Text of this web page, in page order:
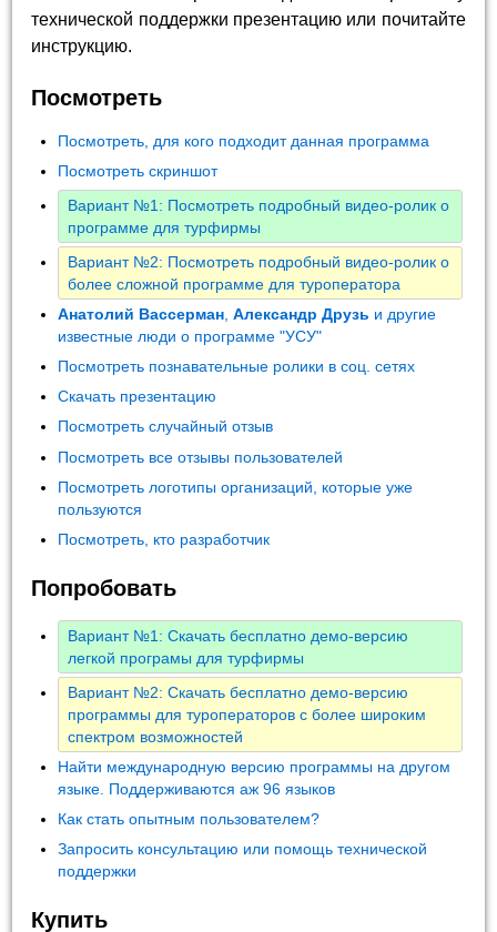
технической поддержки презентацию или почитайте
инструкцию.
Посмотреть
Посмотреть, для кого подходит данная программа
Посмотреть скриншот
Вариант №1: Посмотреть подробный видео-ролик о
программе для турфирмы
Вариант №2: Посмотреть подробный видео-ролик о
более сложной программе для туроператора
Анатолий Вассерман ,Александр Друзь и другие
известные люди о программе "УСУ"
Посмотреть познавательные ролики в соц. сетях
Скачать презентацию
Посмотреть случайный отзыв
Посмотреть все отзывы пользователей
Посмотреть логотипы организаций, которые уже
пользуются
Посмотреть, кто разработчик
Попробовать
Вариант №1: Скачать бесплатно демо-версию
легкой програмы для турфирмы
Вариант №2: Скачать бесплатно демо-версию
программы для туроператоров с более широким
спектром возможностей
Найти международную версию программы на другом
языке. Поддерживаются аж 96 языков
Как стать опытным пользователем?
Запросить консультацию или помощь технической
поддержки
Купить